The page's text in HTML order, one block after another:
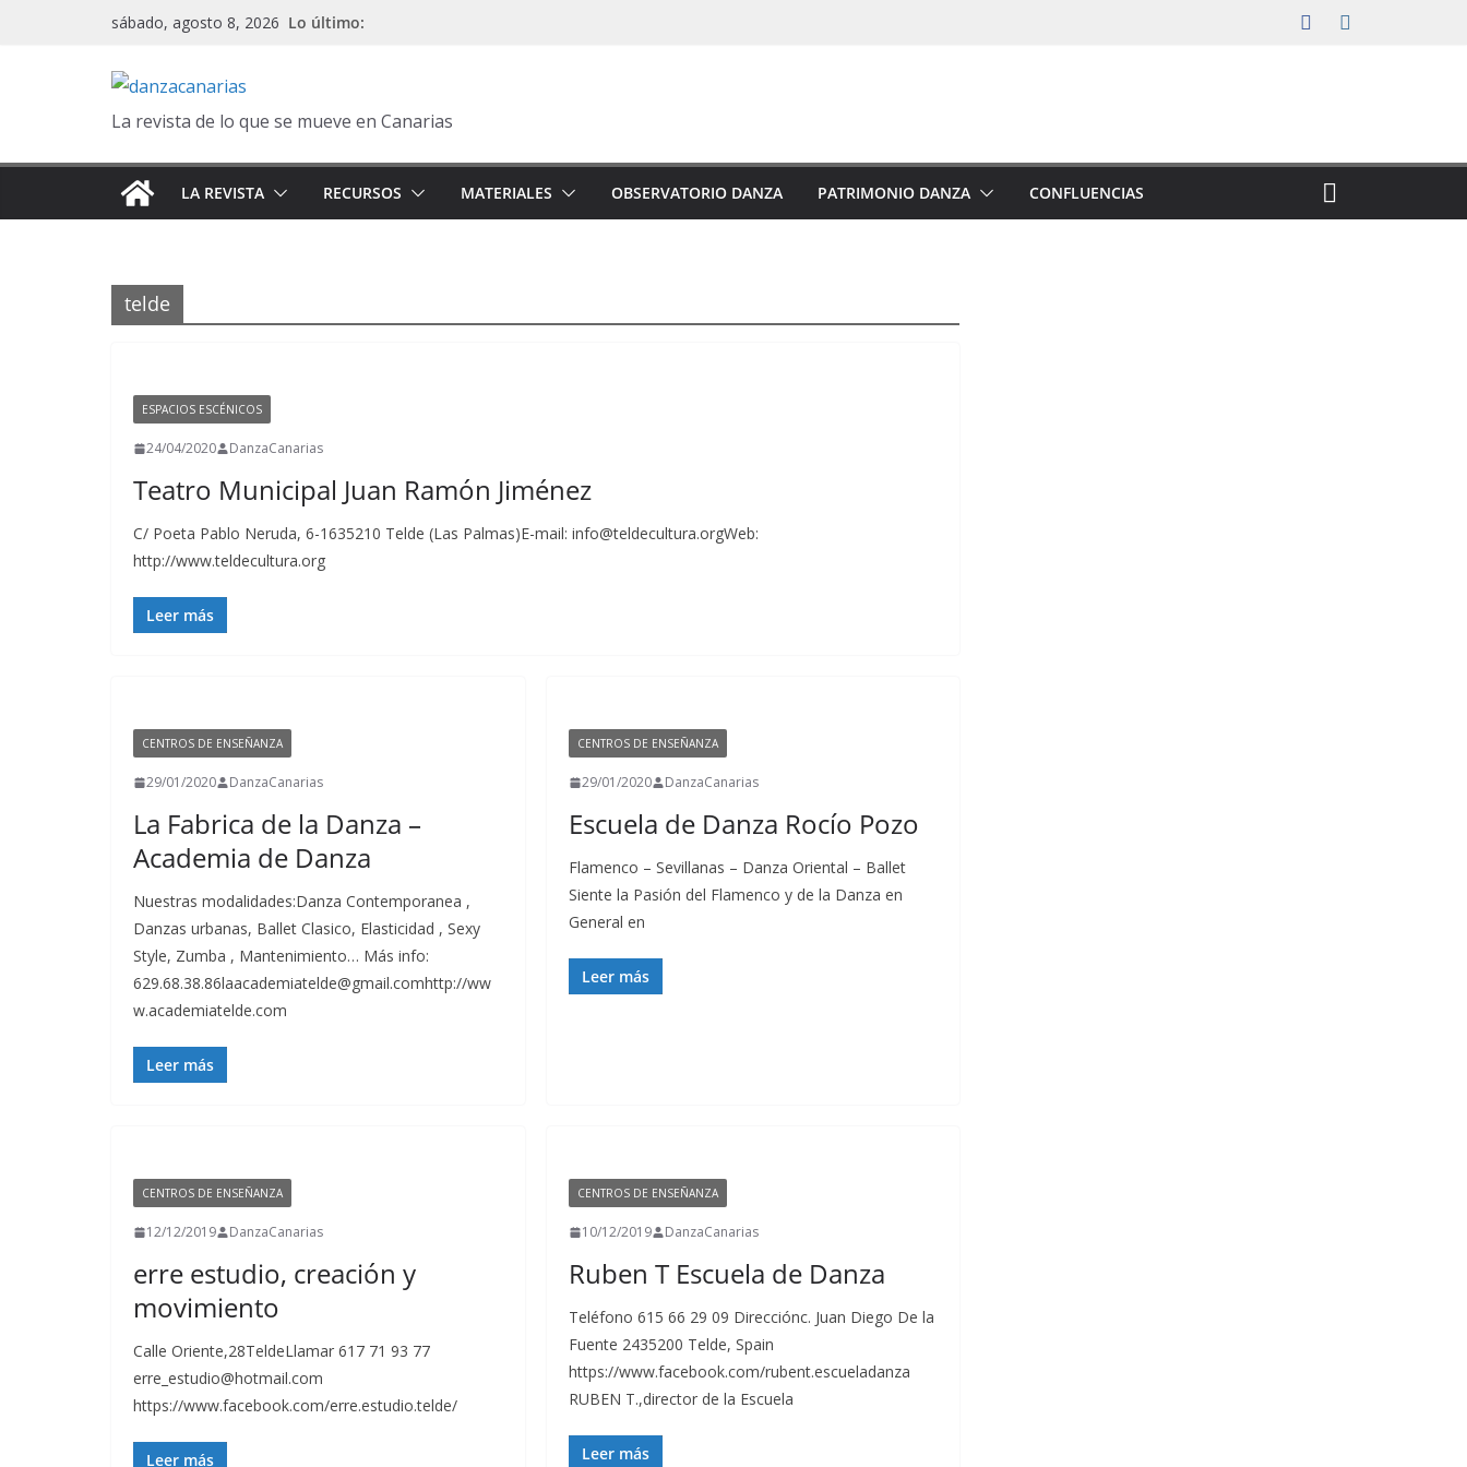
sábado, agosto 8, 2026 Lo último:
La revista de lo que se mueve en Canarias
LA REVISTA RECURSOS MATERIALES OBSERVATORIO DANZA PATRIMONIO DANZA CONFLUENCIAS
telde
ESPACIOS ESCÉNICOS
24/04/2020 DanzaCanarias
Teatro Municipal Juan Ramón Jiménez
C/ Poeta Pablo Neruda, 6-1635210 Telde (Las Palmas)E-mail: info@teldecultura.orgWeb:
http://www.teldecultura.org
Leer más
CENTROS DE ENSEÑANZA
29/01/2020 DanzaCanarias
La Fabrica de la Danza –
Academia de Danza
Nuestras modalidades:Danza Contemporanea ,
Danzas urbanas, Ballet Clasico, Elasticidad , Sexy
Style, Zumba , Mantenimiento… Más info:
629.68.38.86laacademiatelde@gmail.comhttp://ww
w.academiatelde.com
Leer más
CENTROS DE ENSEÑANZA
29/01/2020 DanzaCanarias
Escuela de Danza Rocío Pozo
Flamenco – Sevillanas – Danza Oriental – Ballet
Siente la Pasión del Flamenco y de la Danza en
General en
Leer más
CENTROS DE ENSEÑANZA
12/12/2019 DanzaCanarias
erre estudio, creación y
movimiento
Calle Oriente,28TeldeLlamar 617 71 93 77
erre_estudio@hotmail.com
https://www.facebook.com/erre.estudio.telde/
Leer más
CENTROS DE ENSEÑANZA
10/12/2019 DanzaCanarias
Ruben T Escuela de Danza
Teléfono 615 66 29 09 Direcciónc. Juan Diego De la
Fuente 2435200 Telde, Spain
https://www.facebook.com/rubent.escueladanza
RUBEN T.,director de la Escuela
Leer más